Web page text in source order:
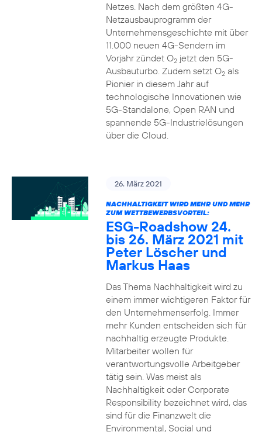
Netzes. Nach dem größten 4G-
Netzausbauprogramm der
Unternehmensgeschichte mit über
11.000 neuen 4G-Sendern im
Vorjahr zündet O2jetzt den 5G-
Ausbauturbo. Zudem setzt O2als
Pionier in diesem Jahr auf
technologische Innovationen wie
5G-Standalone, Open RAN und
spannende 5G-Industrielösungen
über die Cloud.
26. März 2021
NACHHALTIGKEIT WIRD MEHR UND MEHR
ZUM WETTBEWERBSVORTEIL:
ESG-Roadshow 24.
bis 26. März 2021 mit
Peter Löscher und
Markus Haas
Das Thema Nachhaltigkeit wird zu
einem immer wichtigeren Faktor für
den Unternehmenserfolg. Immer
mehr Kunden entscheiden sich für
nachhaltig erzeugte Produkte.
Mitarbeiter wollen für
verantwortungsvolle Arbeitgeber
tätig sein. Was meist als
Nachhaltigkeit oder Corporate
Responsibility bezeichnet wird, das
sind für die Finanzwelt die
Environmental, Social und